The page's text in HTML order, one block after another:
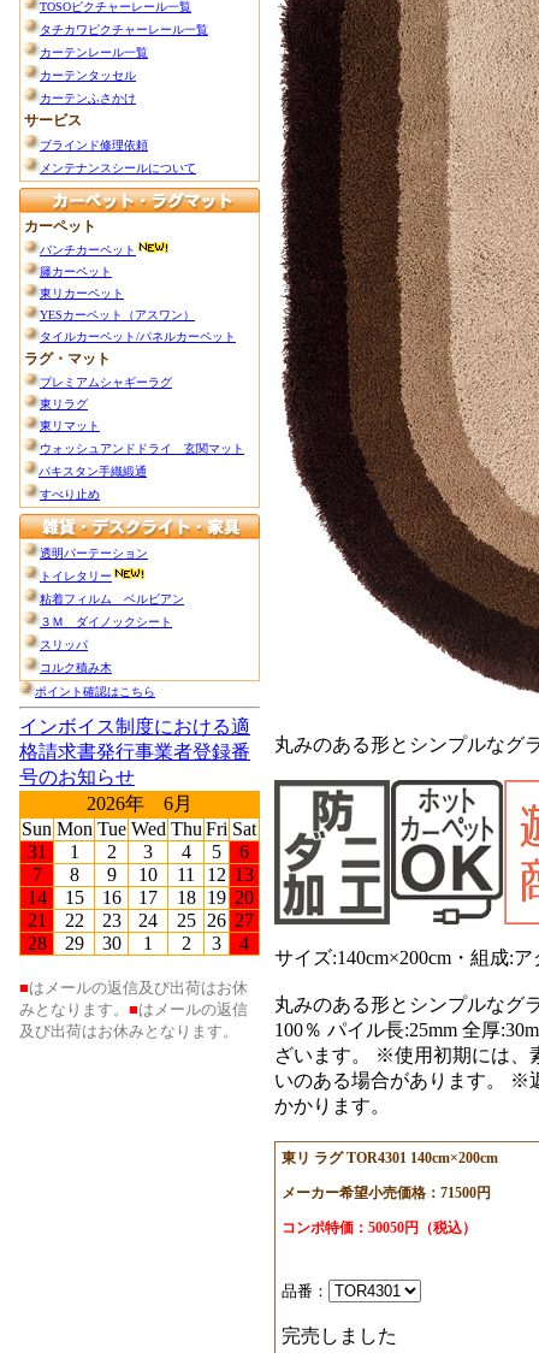
丸みのある形とシンプルなグ
サイズ:140cm×200cm・組成:
丸みのある形とシンプルなグ
100％ パイル長:25mm 全厚
ざいます。 ※使用初期には、
いのある場合があります。 ※
かかります。
東リ ラグ TOR4301 140cm×200cm
メーカー希望小売価格：71500円
コンポ特価：50050円（税込）
品番：
完売しました